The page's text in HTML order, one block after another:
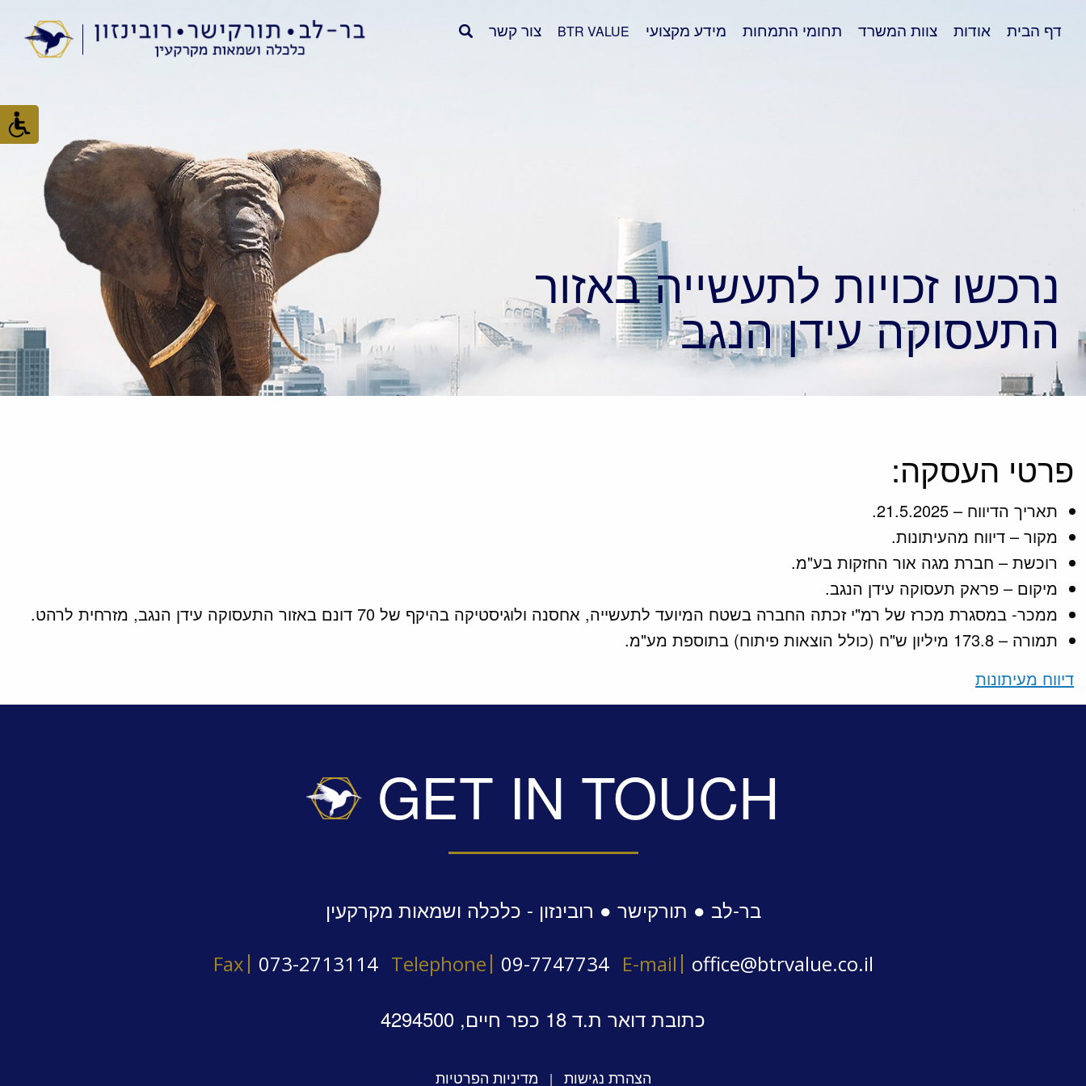
דף הבית אודות צוות המשרד תחומי התמחות מידע מקצועי BTR VALUE צור קשר
נרכשו זכויות לתעשייה באזור
התעסוקה עידן הנגב
פרטי העסקה:
תאריך הדיווח – 21.5.2025.
מקור – דיווח מהעיתונות.
רוכשת – חברת מגה אור החזקות בע"מ.
מיקום – פראק תעסוקה עידן הנגב.
ממכר- במסגרת מכרז של רמ"י זכתה החברה בשטח המיועד לתעשייה, אחסנה ולוגיסטיקה בהיקף של 70 דונם באזור התעסוקה עידן הנגב, מזרחית לרהט.
תמורה – 173.8 מיליון ש"ח (כולל הוצאות פיתוח) בתוספת מע"מ.
דיווח מעיתונות
GET IN TOUCH
בר-לב ● תורקישר ● רובינזון - כלכלה ושמאות מקרקעין
Fax 073-2713114 Telephone 09-7747734 E-mail office@btrvalue.co.il
כתובת דואר ת.ד 18 כפר חיים, 4294500
הצהרת נגישות | מדיניות הפרטיות